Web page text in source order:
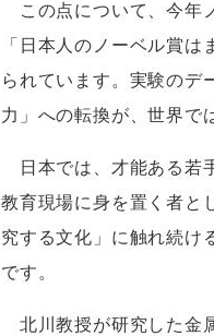
この点について、今年
「日本人のノーベル賞
られています。実験のデ
力」への転換が、世界で
日本では、才能ある若
教育現場に身を置く者と
究する文化」に触れ続け
です。
北川教授が研究した金